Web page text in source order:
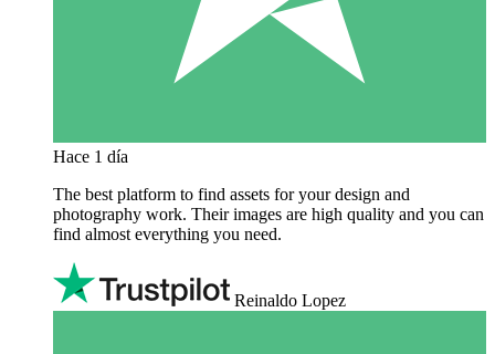
Hace 1 día
The best platform to find assets for your design and
photography work. Their images are high quality and you can
find almost everything you need.
Reinaldo Lopez